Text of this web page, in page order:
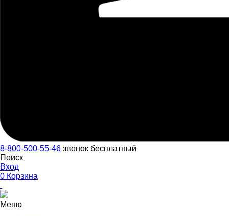
8-800-500-55-46 звонок бесплатный
Поиск
Вход
0 Корзина
Меню